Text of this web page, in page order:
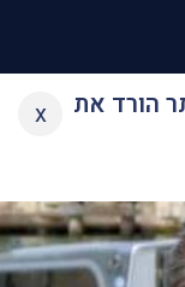
הורד את x